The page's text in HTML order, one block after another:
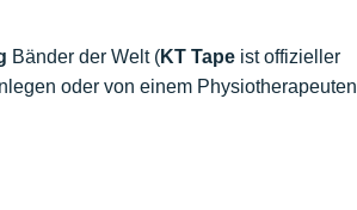
Bänder der Welt (KT Tape ist offizieller
oder von einem Physiotherapeuten